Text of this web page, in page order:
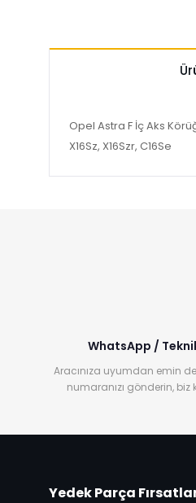
Opel Astra F İç Aks
X16Sz, X16Szr, C16Se
WhatsApp /
Aracınıza uyumdan emin
numaranızı gönderin, biz
Yedek Parça